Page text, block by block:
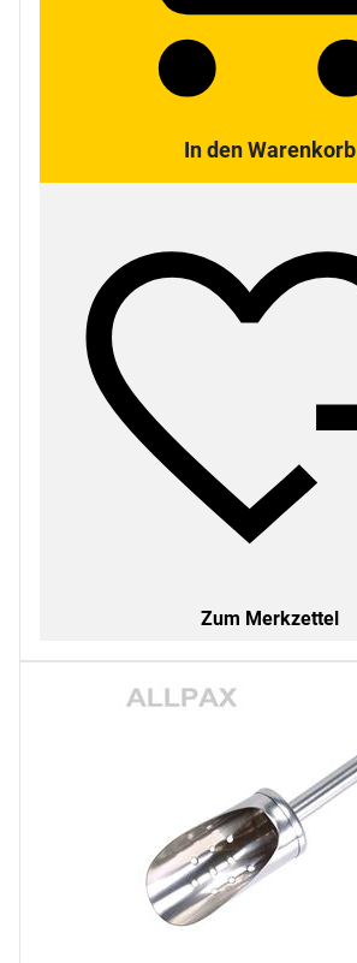
In den Warenkorb
Zum Merkzettel